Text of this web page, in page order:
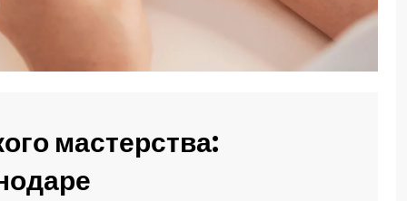
мастерства: